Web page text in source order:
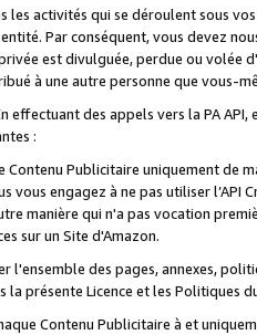
les activités qui se déroulent sous
Par conséquent, vous devez
est divulguée, perdue ou volée
à une autre personne que vous-
effectuant des appels vers la PA
:
Contenu Publicitaire uniquement de
vous engagez à ne pas utiliser l’API
manière qui n'a pas vocation
sur un Site d'Amazon.
l'ensemble des pages, annexes,
la présente Licence et les Politiques
Contenu Publicitaire à et